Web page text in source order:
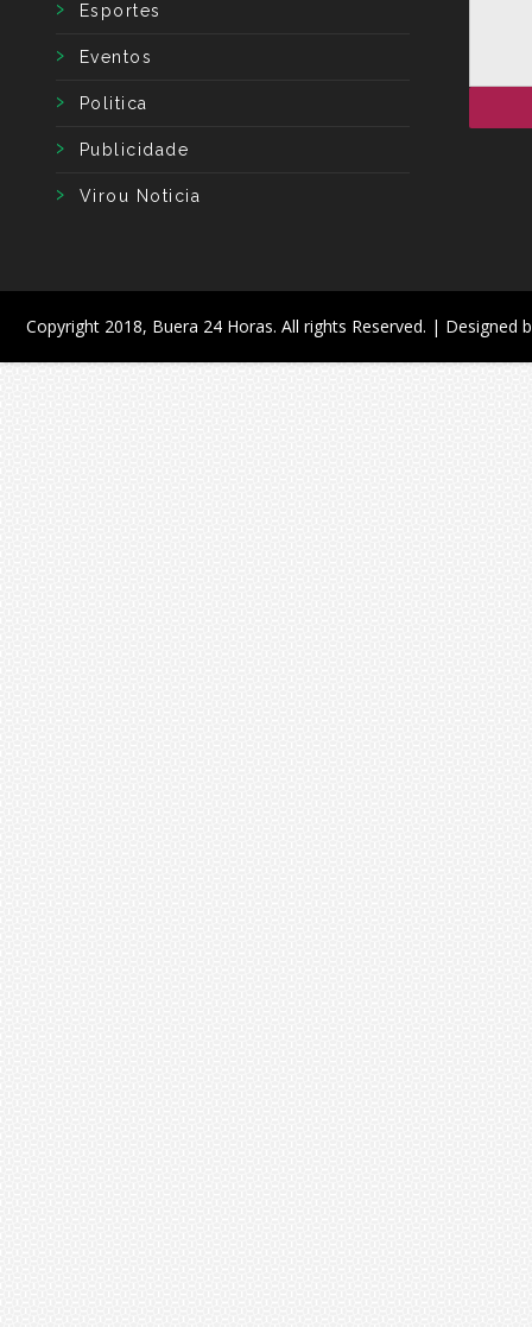
Esportes
Eventos
Politica
Publicidade
Virou Noticia
Copyright 2018, Buera 24 Horas. All rights Reserved. | Designed